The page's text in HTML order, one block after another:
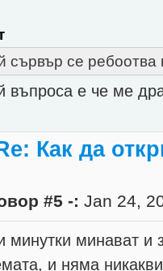
сървър се
въпроса е че ме
Как да
#5 -: Jan 24,
минутки минават
и няма